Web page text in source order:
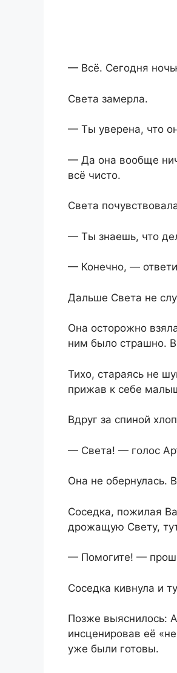
— Всё. Сегодня
Света замерла.
— Ты уверена, что
— Да она вообще
всё чисто.
Света
— Ты знаешь, что
— Конечно, —
Дальше Света не
Она осторожно
ним было страшно.
Тихо, стараясь не
прижав к себе
Вдруг за спиной
— Света! — голос
Она не обернулась.
Соседка, пожилая
дрожащую Свету,
— Помогите! —
Соседка кивнула и
Позже выяснилось:
инсценировав её
уже были готовы.